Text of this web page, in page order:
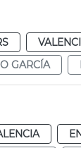
GARCÍA